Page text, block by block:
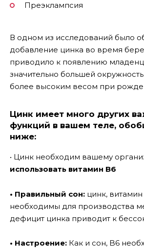
Преэклампсия
В одном из исследований было
добавление цинка во время
приводило к появлению
значительно большей
более высоким весом при
Цинк имеет много других
функций в вашем теле,
ниже:
• Цинк необходим вашему
использовать витамин B6
• Правильный сон: цинк,
необходимы для производства
дефицит цинка приводит к
• Настроение: Как и сон, B6